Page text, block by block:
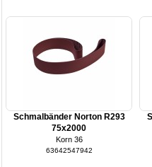
Schmalbänder Norton R293
75x2000
Korn 36
63642547942